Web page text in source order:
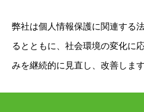
弊社は個人情報保護に関連する
るとともに、社会環境の変化に
みを継続的に見直し、改善します